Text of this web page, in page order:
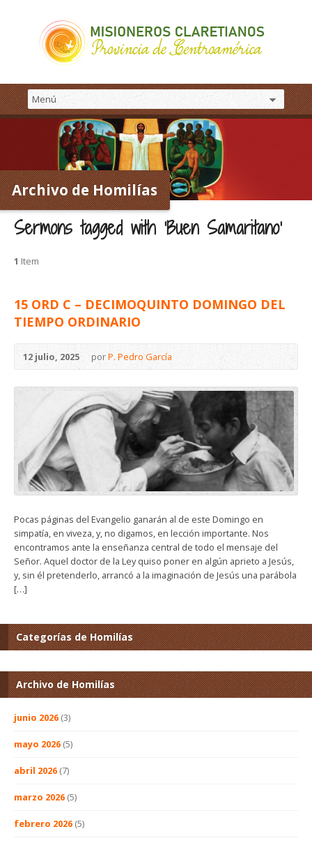
Archivo de Homilías
Sermons tagged with ‘Buen Samaritano’
1 Item
15 ORD C – DECIMOQUINTO DOMINGO DEL
TIEMPO ORDINARIO
12 julio, 2025 porP. Pedro García
Pocas páginas del Evangelio ganarán al de este Domingo en
simpatía, en viveza, y, no digamos, en lección importante. Nos
encontramos ante la enseñanza central de todo el mensaje del
Señor. Aquel doctor de la Ley quiso poner en algún aprieto a Jesús,
y, sin él pretenderlo, arrancó a la imaginación de Jesús una parábola
[…]
Categorías de Homilías
Archivo de Homilías
junio 2026 (3)
mayo 2026 (5)
abril 2026 (7)
marzo 2026 (5)
febrero 2026 (5)